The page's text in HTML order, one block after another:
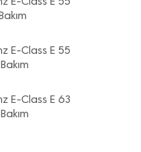
E-Class E 55
E-Class E 63